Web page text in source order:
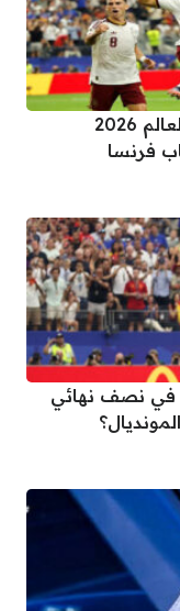
موعد مباراة إسبانيا في نهائي كأس العالم 2026
فرنسا
في نصف نهائي